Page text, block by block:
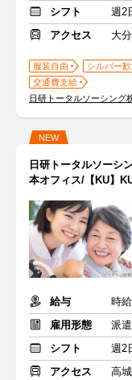
シフト
週2
アクセス
大
服装自由 シルバー歓
交通費支給
日研トータルソーシング
NEW
日研トータルソー
本オフィス/【KU】
給与
時
雇用形態
派
シフト
週2
アクセス
高